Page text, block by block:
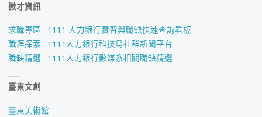
徵才資訊
求職專區 : 1111 人力銀行實習與職缺快速查詢看板
職涯探索 : 1111人力銀行科技島社群新聞平台
職缺精選 : 1111人力銀行數媒系相關職缺精選
臺東文創
臺東美術館